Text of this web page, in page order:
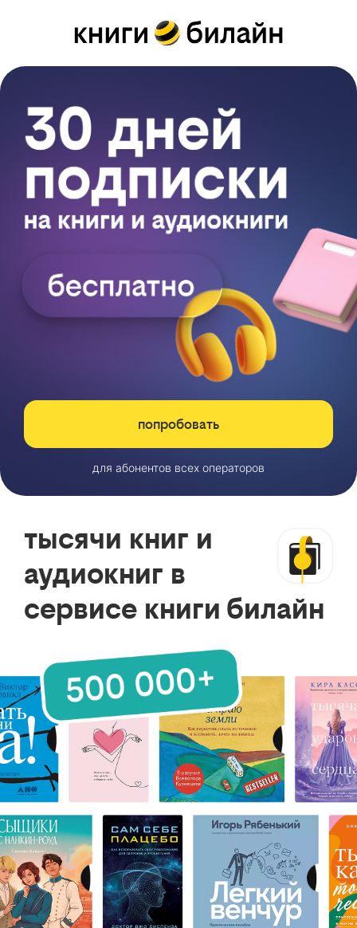
попробовать
для абонентов всех операторов
тысячи книг и
аудиокниг в
сервисе книги билайн